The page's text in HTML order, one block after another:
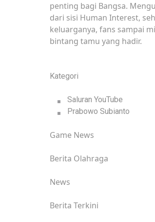
penting bagi Bangsa.
dari sisi Human Interest,
keluarganya, fans sampai
bintang tamu yang hadir.
Kategori
Saluran YouTube
Prabowo Subianto
Game News
Berita Olahraga
News
Berita Terkini